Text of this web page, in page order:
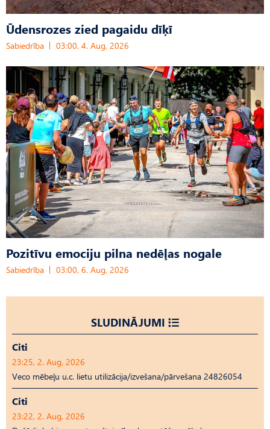
Ūdensrozes zied pagaidu dīķī
Sabiedrība 03:00, 4. Aug, 2026
Pozitīvu emociju pilna nedēļas nogale
Sabiedrība 03:00, 6. Aug, 2026
SLUDINĀJUMI
Citi
23:25, 2. Aug, 2026
Veco mēbeļu u.c. lietu utilizācija/izvešana/pārvešana 24826054
Citi
23:22, 2. Aug, 2026